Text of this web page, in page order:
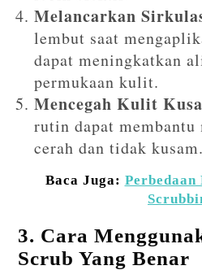
Melancarkan
lembut saat
dapat meningkatkan
permukaan kulit.
Mencegah Kulit
rutin dapat
cerah dan tidak kusam.
Baca Juga: Perbedaan
3. Cara
Scrub Yang Benar